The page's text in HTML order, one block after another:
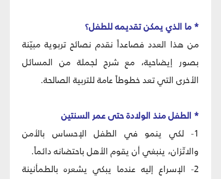
* ما الذي يمكن تقديمه للطفل؟
من هذا العدد فصاعداً نقدم نصائح تربوية مبيّنة
بصور إيضاحية، مع شرح لجملة من المسائل
الأخرى التي تعد خطوطاً عامة للتربية الصالحة.
* الطفل منذ الولادة حتى عمر السنتين
1- لكي ينمو في الطفل الإحساس بالأمن
والاتّزان، ينبغي أن يقوم الأهل باحتضانه دائماً.
2- الإسراع إليه عندما يبكي يشعره بالطمأنينة